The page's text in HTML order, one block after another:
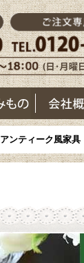
アンティーク風家具